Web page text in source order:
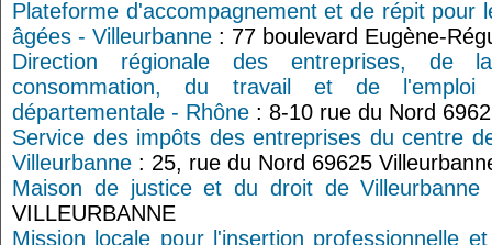
Plateforme d'accompagnement et de répit pour
âgées - Villeurbanne : 77 boulevard Eugène-
Direction régionale des entreprises, de
consommation, du travail et de l'emploi
départementale - Rhône : 8-10 rue du Nord
Service des impôts des entreprises du centre
Villeurbanne : 25, rue du Nord 69625
Maison de justice et du droit de Villeurbanne
VILLEURBANNE
Mission locale pour l'insertion professionnelle